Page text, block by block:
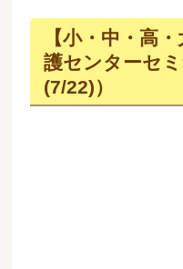
【小・中・高
護センターセ
(7/22)）